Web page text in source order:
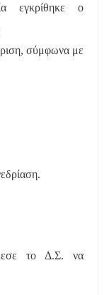
εγκρίθηκε ο
σύμφωνα με
το Δ.Σ. να